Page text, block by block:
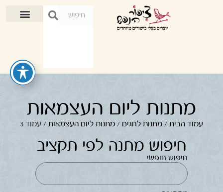
מתנות ליום העצמאות
עמוד הבית / מתנות לחגים / מתנות ליום העצמאות / עמוד 3
חיפוש מתנה לפי תקציב
חיפוש חופשי